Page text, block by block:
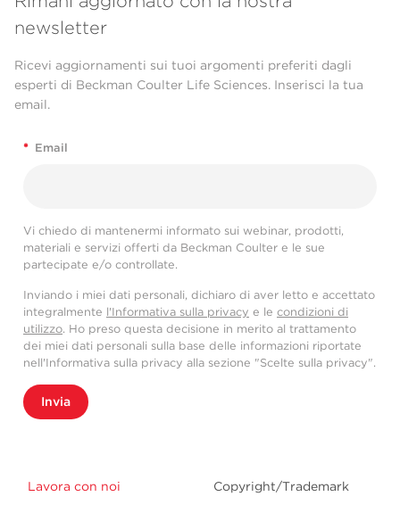
newsletter
Ricevi aggiornamenti sui tuoi argomenti preferiti dagli
esperti di Beckman Coulter Life Sciences. Inserisci la tua
email.
* Email
Vi chiedo di mantenermi informato sui webinar, prodotti,
materiali e servizi offerti da Beckman Coulter e le sue
partecipate e/o controllate.
Inviando i miei dati personali, dichiaro di aver letto e accettato
integralmente l'Informativa sulla privacy e le condizioni di
utilizzo. Ho preso questa decisione in merito al trattamento
dei miei dati personali sulla base delle informazioni riportate
nell'Informativa sulla privacy alla sezione "Scelte sulla privacy".
Invia
Lavora con noi Copyright/Trademark